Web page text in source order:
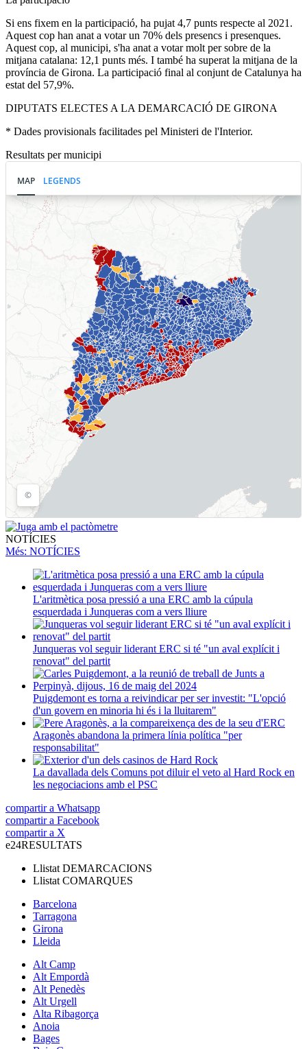
Si ens fixem en la participació, ha pujat 4,7 punts respecte al 2021.
Aquest cop han anat a votar un 70% dels presencs i presenques.
Aquest cop, al municipi, s'ha anat a votar molt per sobre de la
mitjana catalana: 12,1 punts més. I també ha superat la mitjana de la
província de Girona. La participació final al conjunt de Catalunya ha
estat del 57,9%.
DIPUTATS ELECTES A LA DEMARCACIÓ DE GIRONA
* Dades provisionals facilitades pel Ministeri de l'Interior.
Resultats per municipi
NOTÍCIES
Més: NOTÍCIES
L'aritmètica posa pressió a una ERC amb la cúpula
esquerdada i Junqueras com a vers lliure
Junqueras vol seguir liderant ERC si té "un aval explícit i
renovat" del partit
Puigdemont es torna a reivindicar per ser investit: "L'opció
d'un govern en minoria hi és i la lluitarem"
Aragonès abandona la primera línia política "per
responsabilitat"
La davallada dels Comuns pot diluir el veto al Hard Rock en
les negociacions amb el PSC
compartir a Whatsapp
compartir a Facebook
compartir a X
e24RESULTATS
Llistat DEMARCACIONS
Llistat COMARQUES
Barcelona
Tarragona
Girona
Lleida
Alt Camp
Alt Empordà
Alt Penedès
Alt Urgell
Alta Ribagorça
Anoia
Bages